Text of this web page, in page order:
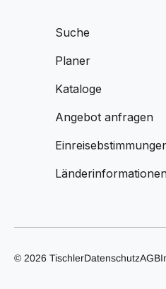
Suche
Planer
Kataloge
Angebot anfragen
© 2026 TischlerDatenschutzAGB